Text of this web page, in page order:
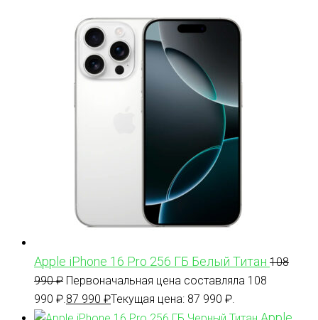
Apple iPhone 16 Pro 256 ГБ Белый Титан 108
990₽ Первоначальная цена составляла 108
990 ₽. 87 990 ₽Текущая цена: 87 990 ₽.